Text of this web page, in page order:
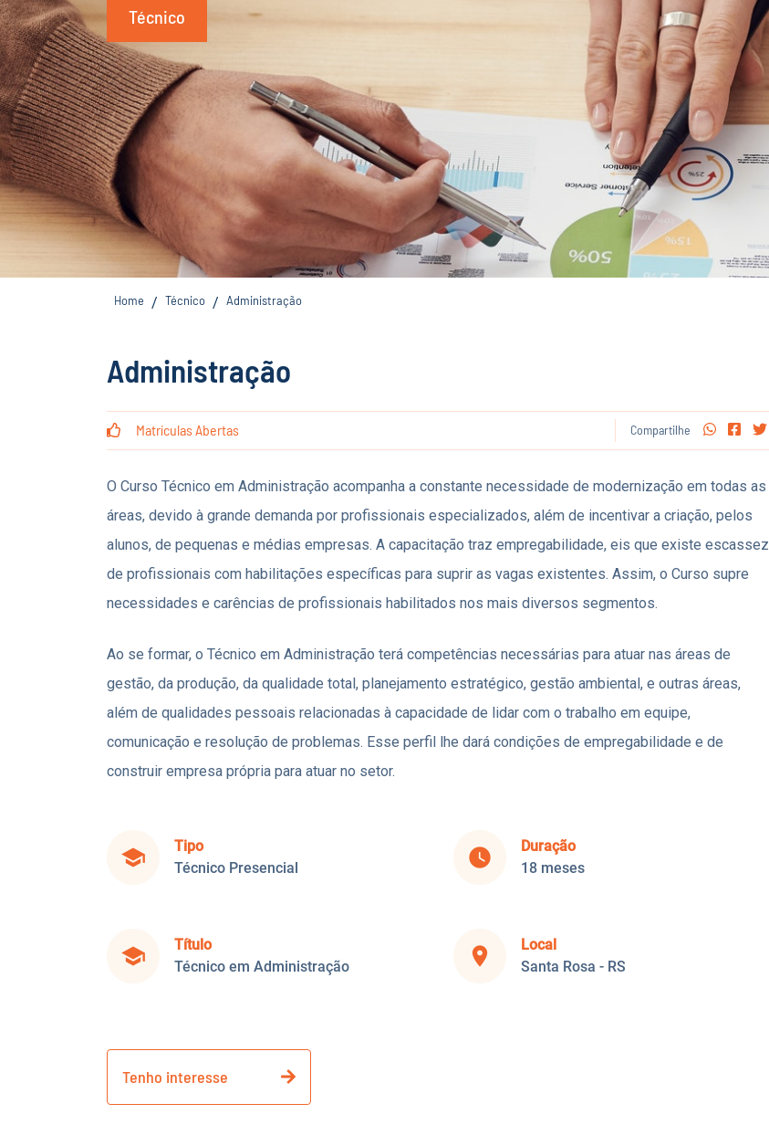
Técnico
Home / Técnico / Administração
Administração
Matrículas Abertas Compartilhe
O Curso Técnico em Administração acompanha a constante necessidade de modernização em todas as
áreas, devido à grande demanda por profissionais especializados, além de incentivar a criação, pelos
alunos, de pequenas e médias empresas. A capacitação traz empregabilidade, eis que existe escassez
de profissionais com habilitações específicas para suprir as vagas existentes. Assim, o Curso supre
necessidades e carências de profissionais habilitados nos mais diversos segmentos.
Ao se formar, o Técnico em Administração terá competências necessárias para atuar nas áreas de
gestão, da produção, da qualidade total, planejamento estratégico, gestão ambiental, e outras áreas,
além de qualidades pessoais relacionadas à capacidade de lidar com o trabalho em equipe,
comunicação e resolução de problemas. Esse perfil lhe dará condições de empregabilidade e de
construir empresa própria para atuar no setor.
school
Tipo
Técnico Presencial
watch_later
Duração
18 meses
school
Título
Técnico em Administração
place
Local
Santa Rosa - RS
Tenho interesse